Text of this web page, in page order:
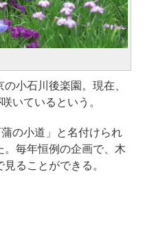
小石川後楽園。現在、
いているという。
の小道」と名付けられ
。毎年恒例の企画で、木
ることができる。